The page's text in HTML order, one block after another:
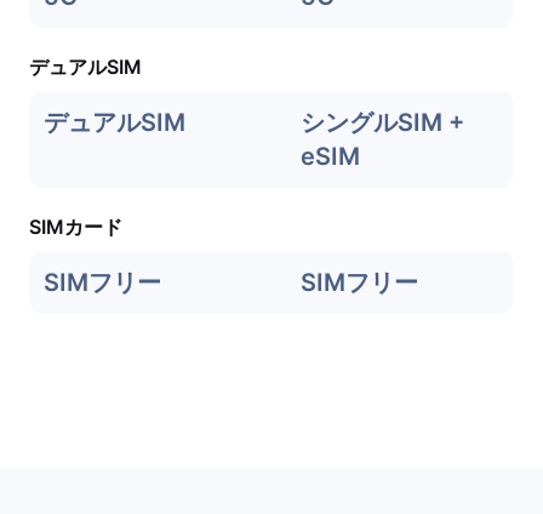
デュアルSIM
デュアルSIM
シングルSIM +
eSIM
SIMカード
SIMフリー SIMフリー